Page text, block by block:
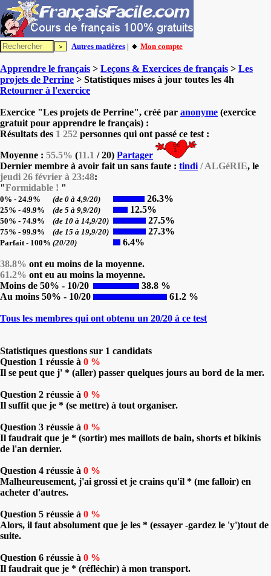
Autres matières | 🔸 Mon compte
Apprendre le français > Leçons & Exercices de français > Les
projets de Perrine > Statistiques mises à jour toutes les 4h
Retourner à l'exercice
Exercice "Les projets de Perrine", créé par anonyme (exercice
gratuit pour apprendre le français) :
Résultats des 1 252 personnes qui ont passé ce test :
Moyenne : 55.5% (11.1 / 20) Partager
Dernier membre à avoir fait un sans faute : tindi / ALGéRIE, le
jeudi 26 février à 23:48:
"Formidable ! "
0% - 24.9% (de 0 à 4,9/20) 26.3%
25% - 49.9% (de 5 à 9,9/20) 12.5%
50% - 74.9% (de 10 à 14,9/20) 27.5%
75% - 99.9% (de 15 à 19,9/20) 27.3%
Parfait - 100% (20/20) 6.4%
38.8% ont eu moins de la moyenne.
61.2% ont eu au moins la moyenne.
Moins de 50% - 10/20
38.8 %
Au moins 50% - 10/20
61.2 %
Tous les membres qui ont obtenu un 20/20 à ce test
Statistiques questions sur 1 candidats
Question 1 réussie à 0 %
Il se peut que j' * (aller) passer quelques jours au bord de la mer.
Question 2 réussie à 0 %
Il suffit que je * (se mettre) à tout organiser.
Question 3 réussie à 0 %
Il faudrait que je * (sortir) mes maillots de bain, shorts et bikinis
de l'an dernier.
Question 4 réussie à 0 %
Malheureusement, j'ai grossi et je crains qu'il * (me falloir) en
acheter d'autres.
Question 5 réussie à 0 %
Alors, il faut absolument que je les * (essayer -gardez le 'y')tout de
suite.
Question 6 réussie à 0 %
Il faudrait que je * (réfléchir) à mon transport.